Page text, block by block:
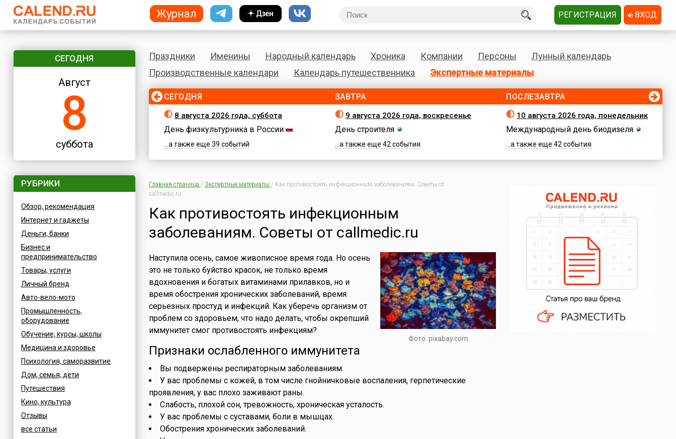
СЕГОДНЯ
Август
8
суббота
РУБРИКИ
Обзор, рекомендация
Интернет и гаджеты
Деньги, банки
Бизнес и
предпринимательство
Товары, услуги
Личный бренд
Авто-вело-мото
Промышленность,
оборудование
Обучение, курсы, школы
Медицина и здоровье
Психология, саморазвитие
Дом, семья, дети
Путешествия
Кино, культура
Отзывы
все статьи
Праздники Именины Народный календарь Хроника Компании Персоны
Лунный календарь
Производственные календари
Календарь путешественника Экспертные материалы
СЕГОДНЯ
8 августа 2026 года, суббота
День физкультурника в России
...а также еще 39 событий
ЗАВТРА
9 августа 2026 года, воскресенье
День строителя
...а также еще 42 события
ПОСЛЕЗАВТРА
10 августа 2026 года, понедельник
Международный день биодизеля
...а также еще 42 события
Главная страница / Экспертные материалы / Как противостоять инфекционным заболеваниям. Советы от
callmedic.ru
Как противостоять инфекционным
заболеваниям. Советы от callmedic.ru
Фото: pixabay.com
Наступила осень, самое живописное время года. Но осень
это не только буйство красок, не только время
вдохновения и богатых витаминами прилавков, но и
время обострения хронических заболеваний, время
серьезных простуд и инфекций. Как уберечь организм от
проблем со здоровьем, что надо делать, чтобы окрепший
иммунитет смог противостоять инфекциям?
Признаки ослабленного иммунитета
Вы подвержены респираторным заболеваниям.
У вас проблемы с кожей, в том числе гнойничковые воспаления, герпетические
проявления, у вас плохо заживают раны.
Слабость, плохой сон, тревожность, хроническая усталость.
У вас проблемы с суставами, боли в мышцах.
Обострения хронических заболеваний.
Журнал РЕГИСТРАЦИЯ ВХОД